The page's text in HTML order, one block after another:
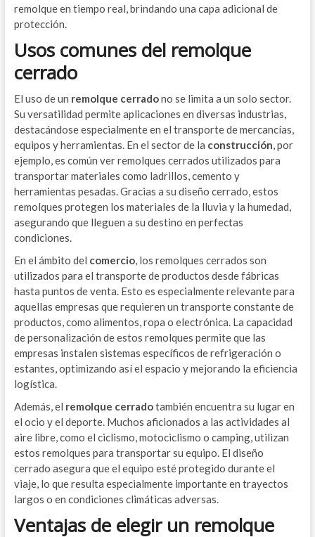
remolque en tiempo real, brindando una capa adicional de
protección.
Usos comunes del remolque
cerrado
El uso de un remolque cerradono se limita a un solo sector.
Su versatilidad permite aplicaciones en diversas industrias,
destacándose especialmente en el transporte de mercancías,
equipos y herramientas. En el sector de la construcción, por
ejemplo, es común ver remolques cerrados utilizados para
transportar materiales como ladrillos, cemento y
herramientas pesadas. Gracias a su diseño cerrado, estos
remolques protegen los materiales de la lluvia y la humedad,
asegurando que lleguen a su destino en perfectas
condiciones.
En el ámbito del comercio, los remolques cerrados son
utilizados para el transporte de productos desde fábricas
hasta puntos de venta. Esto es especialmente relevante para
aquellas empresas que requieren un transporte constante de
productos, como alimentos, ropa o electrónica. La capacidad
de personalización de estos remolques permite que las
empresas instalen sistemas específicos de refrigeración o
estantes, optimizando así el espacio y mejorando la eficiencia
logística.
Además, el remolque cerradotambién encuentra su lugar en
el ocio y el deporte. Muchos aficionados a las actividades al
aire libre, como el ciclismo, motociclismo o camping, utilizan
estos remolques para transportar su equipo. El diseño
cerrado asegura que el equipo esté protegido durante el
viaje, lo que resulta especialmente importante en trayectos
largos o en condiciones climáticas adversas.
Ventajas de elegir un remolque